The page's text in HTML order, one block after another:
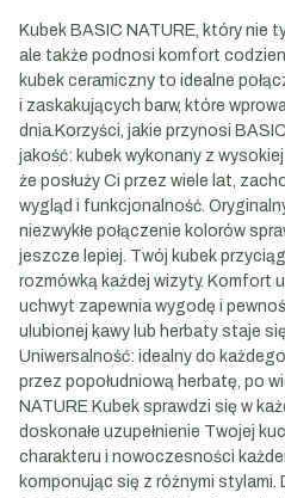
Kubek BASIC NATURE, który nie
ale także podnosi komfort
kubek ceramiczny to idealne
i zaskakujących barw, które
dnia.Korzyści, jakie przynosi
jakość: kubek wykonany z
że posłuży Ci przez wiele lat,
wygląd i funkcjonalność.
niezwykłe połączenie kolorów
jeszcze lepiej. Twój kubek
rozmówką każdej wizyty. Komfort
uchwyt zapewnia wygodę i
ulubionej kawy lub herbaty staje
Uniwersalność: idealny do
przez popołudniową herbatę, po
NATURE Kubek sprawdzi się w
doskonałe uzupełnienie Twojej
charakteru i nowoczesności
komponując się z różnymi